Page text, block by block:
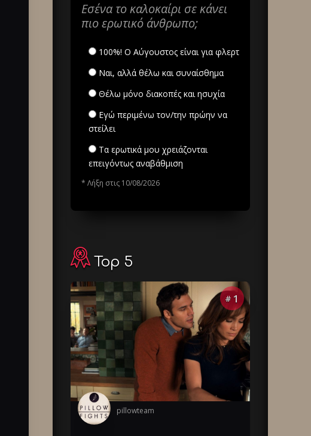
Εσένα το καλοκαίρι σε κάνει
πιο ερωτικό άνθρωπο;
100%! Ο Αύγουστος είναι για φλερτ
Ναι, αλλά θέλω και συναίσθημα
Θέλω μόνο διακοπές και ησυχία
Εγώ περιμένω τον/την πρώην να
στείλει
Τα ερωτικά μου χρειάζονται
επειγόντως αναβάθμιση
* Λήξη στις 10/08/2026
Top 5
# 1
pillowteam